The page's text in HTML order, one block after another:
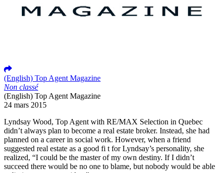
(English) Top Agent Magazine
Non classé
(English) Top Agent Magazine
24 mars 2015
Lyndsay Wood, Top Agent with RE/MAX Selection in Quebec
didn’t always plan to become a real estate broker. Instead, she had
planned on a career in social work. However, when a friend
suggested real estate as a good fi t for Lyndsay’s personality, she
realized, “I could be the master of my own destiny. If I didn’t
succeed there would be no one to blame, but nobody would be able